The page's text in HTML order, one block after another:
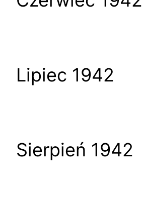
Lipiec 1942
Sierpień 1942